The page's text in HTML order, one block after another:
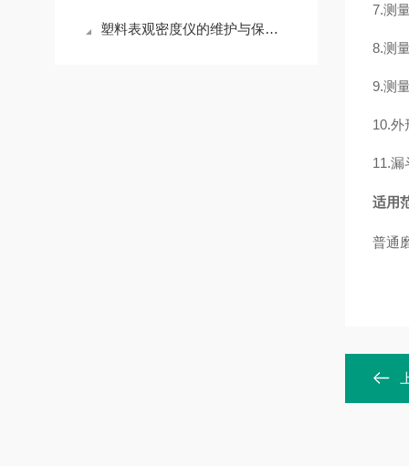
塑料表观密度仪的维护与保养要点
7.测
8.测
9.测
10.外
11.漏
适用
普通